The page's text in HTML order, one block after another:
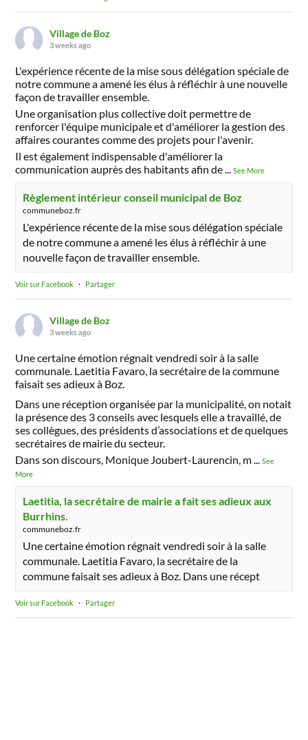
Village de Boz
3 weeks ago
L'expérience récente de la mise sous délégation spéciale de
notre commune a amené les élus à réfléchir à une nouvelle
façon de travailler ensemble.
Une organisation plus collective doit permettre de
renforcer l'équipe municipale et d'améliorer la gestion des
affaires courantes comme des projets pour l'avenir.
Il est également indispensable d'améliorer la
communication auprès des habitants afin de...See More
Règlement intérieur conseil municipal de Boz
communeboz.fr
L'expérience récente de la mise sous délégation spéciale
de notre commune a amené les élus à réfléchir à une
nouvelle façon de travailler ensemble.
Voir sur Facebook · Partager
Village de Boz
3 weeks ago
Une certaine émotion régnait vendredi soir à la salle
communale. Laetitia Favaro, la secrétaire de la commune
faisait ses adieux à Boz.
Dans une réception organisée par la municipalité, on notait
la présence des 3 conseils avec lesquels elle a travaillé, de
ses collègues, des présidents d’associations et de quelques
secrétaires de mairie du secteur.
Dans son discours, Monique Joubert-Laurencin, m...See
More
Laetitia, la secrétaire de mairie a fait ses adieux aux
Burrhins.
communeboz.fr
Une certaine émotion régnait vendredi soir à la salle
communale. Laetitia Favaro, la secrétaire de la
commune faisait ses adieux à Boz. Dans une récept
Voir sur Facebook · Partager